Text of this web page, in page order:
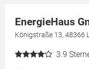
EnergieHaus
Königstraße 13, 48366
3.9